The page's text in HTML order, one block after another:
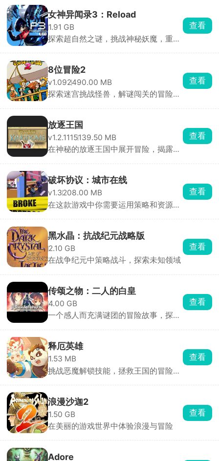
女神异闻录3：Reload
1.91 GB
探索超自然之谜，挑战神秘妖魔，重制
查看
8位冒险2
v1.092490.00 MB
探索迷宫挑战怪兽，解谜闯关的冒险游
查看
放逐王国
v1.2.1115139.50 MB
在神秘的放逐王国中展开冒险，揭露真
查看
破坏协议：城市在线
v1.3208.00 MB
在这款游戏中你需要运用策略和资源管
查看
黑水晶：抗战纪元战略版
2.10 GB
在战争纪元中策略战斗，探索未知领域
查看
传颂之物：二人的白皇
4.00 GB
一个感人而充满谜团的冒险故事，探寻
查看
释厄英雄
1.53 MB
挑战恶魔解锁技能，拯救王国的冒险动
查看
浪漫沙迦2
1.50 GB
在美丽的游戏世界中体验浪漫与冒险
查看
Adore